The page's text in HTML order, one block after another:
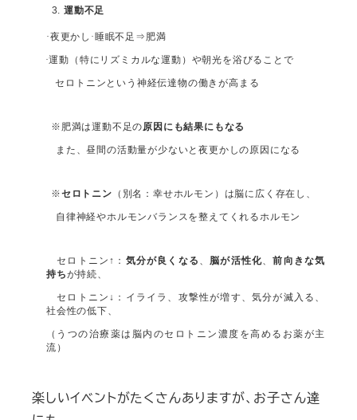
運動不足
·夜更かし·睡眠不足 ⇒肥満
·運動（特にリズミカルな運動）や朝光を浴びることで
セロトニンという神経伝達物の働きが高まる
※ 肥満は運動不足の原因にも結果にもなる
また、昼間の活動量が少ないと夜更かしの原因になる
※セロトニン （別名：幸せホルモン）は脳に広く存在し、
自律神経やホルモンバランスを整えてくれるホルモン
セロトニン↑： 気分が良くなる 、 脳が活性化、前向きな気
持ちが持続、
セロトニン↓：イライラ、攻撃性が増す、気分が滅入る、
社会性の低下、
（うつの治療薬は脳内のセロトニン濃度を高めるお薬が主
流）
楽しいイベントがたくさんありますが、お子さん達